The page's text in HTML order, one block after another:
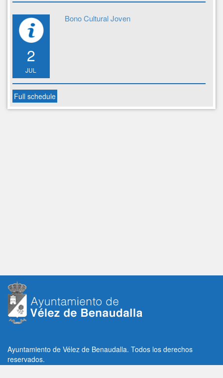
2
JUL
Bono Cultural Joven
Full schedule
Ayuntamiento de Vélez de Benaudalla. Todos los derechos
reservados.